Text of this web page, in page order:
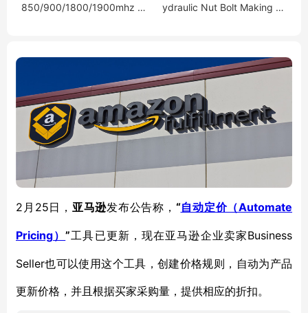
850/900/1800/1900mhz s
ydraulic Nut Bolt Making T
2月25日， 亚马逊发布公告称， “自动定价（Automate
Pricing）”工具已更新，现在亚马逊企业卖家Business
Seller也可以使用这个工具，创建价格规则，自动为产品
更新价格，并且根据买家采购量，提供相应的折扣。